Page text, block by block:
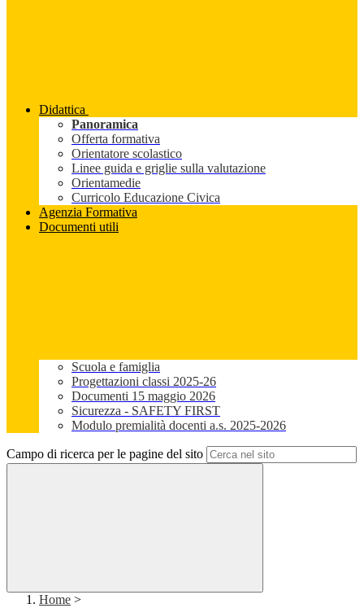
Didattica
Panoramica
Offerta formativa
Orientatore scolastico
Linee guida e griglie sulla valutazione
Orientamedie
Curricolo Educazione Civica
Agenzia Formativa
Documenti utili
Scuola e famiglia
Progettazioni classi 2025-26
Documenti 15 maggio 2026
Sicurezza - SAFETY FIRST
Modulo premialità docenti a.s. 2025-2026
Campo di ricerca per le pagine del sito
Home >